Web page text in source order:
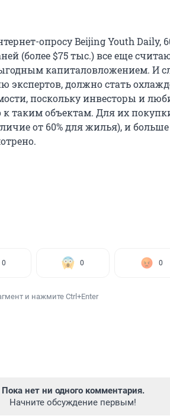
опросу Beijing Youth Daily,
(более $75 тыс.) все еще
капиталовложением. И
экспертов, должно стать
поскольку инвесторы и
таким объектам. Для их покупки
от 60% для жилья), и
0 0 0
и нажмите Ctrl+Enter
Пока нет ни одного комментария.
Начните обсуждение первым!